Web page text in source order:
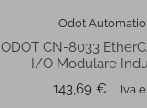
Odot
ODOT CN-8033
I/O Modulare
Prezzo
143,69 € Iva